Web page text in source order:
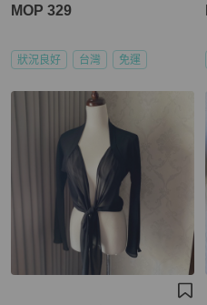
MOP 329
狀況良好 台灣 免運